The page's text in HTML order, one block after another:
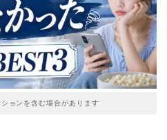
ョンを含む場合があります